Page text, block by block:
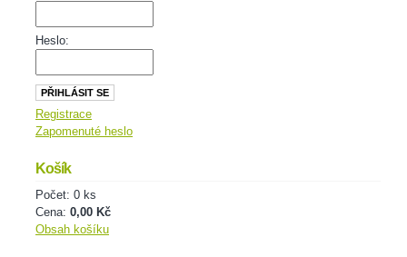
Heslo:
Registrace
Zapomenuté heslo
Košík
Počet: 0 ks
Cena: 0,00 Kč
Obsah košíku